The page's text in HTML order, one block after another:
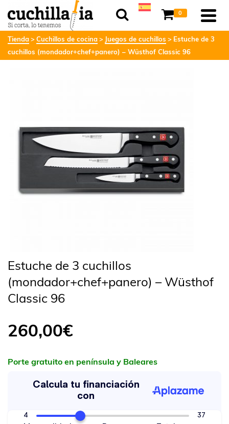
0
Tienda Cuchillos de cocina Juegos de cuchillos
Estuche de 3
cuchillos (mondador+chef+panero) – Wüsthof Classic 96
Estuche de 3 cuchillos
(mondador+chef+panero) – Wüsthof
Classic 96
260,00€
Porte gratuito en península y Baleares